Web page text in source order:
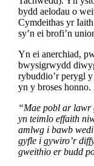
bydd aelodau o
Cymdeithas yr
sy’n ei brofi’n
Yn ei anerchiad,
bwysigrwydd
rybuddio’r perygl
yn y broses
“Mae pobl ar lawr
yn teimlo effaith
amlwg i bawb
gyfle i gywiro’r
gweithio er budd